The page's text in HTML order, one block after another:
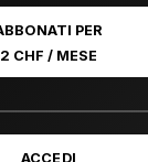
PER
2 CHF / MESE
ACCEDI